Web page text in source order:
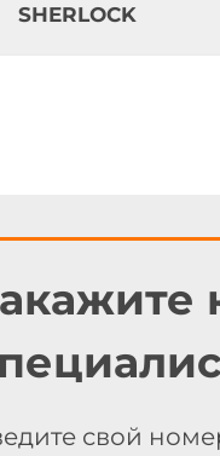
SHERLOCK
свой